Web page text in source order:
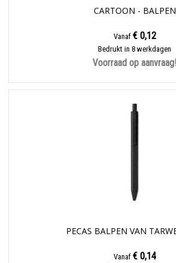
CARTOON - BALPEN
Vanaf € 0,12
Bedrukt in 8 werkdagen
Voorraad op aanvraag!
PECAS BALPEN VAN
Vanaf € 0,14